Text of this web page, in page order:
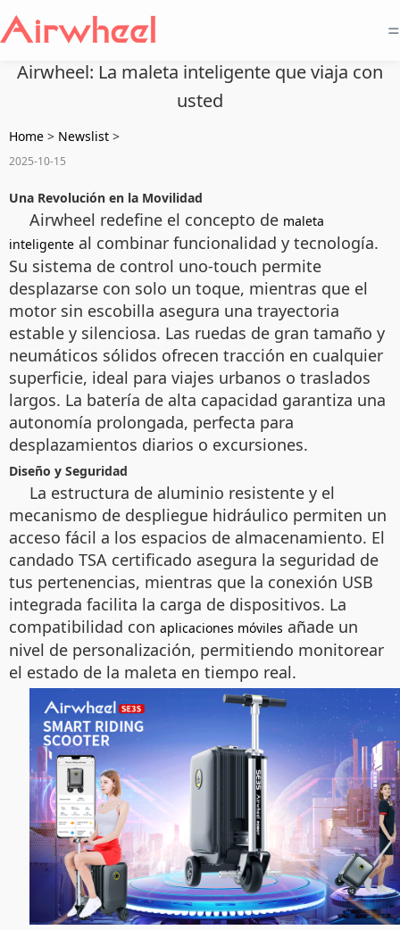
=
Airwheel: La maleta inteligente que viaja con
usted
Home > Newslist >
2025-10-15
Una Revolución en la Movilidad
Airwheel redefine el concepto de maleta
inteligente al combinar funcionalidad y tecnología.
Su sistema de control uno-touch permite
desplazarse con solo un toque, mientras que el
motor sin escobilla asegura una trayectoria
estable y silenciosa. Las ruedas de gran tamaño y
neumáticos sólidos ofrecen tracción en cualquier
superficie, ideal para viajes urbanos o traslados
largos. La batería de alta capacidad garantiza una
autonomía prolongada, perfecta para
desplazamientos diarios o excursiones.
Diseño y Seguridad
La estructura de aluminio resistente y el
mecanismo de despliegue hidráulico permiten un
acceso fácil a los espacios de almacenamiento. El
candado TSA certificado asegura la seguridad de
tus pertenencias, mientras que la conexión USB
integrada facilita la carga de dispositivos. La
compatibilidad con aplicaciones móviles añade un
nivel de personalización, permitiendo monitorear
el estado de la maleta en tiempo real.